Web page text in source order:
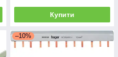
Купити
–10%